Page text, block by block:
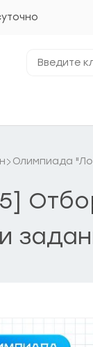
ключевые
Олимпиада